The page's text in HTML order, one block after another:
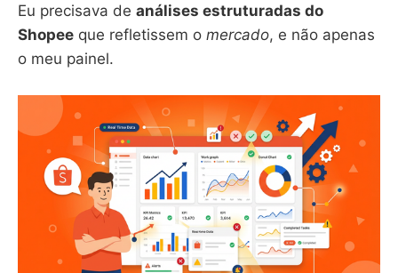
Eu precisava de análises estruturadas do
Shopee que refletissem o mercado, e não apenas
o meu painel.